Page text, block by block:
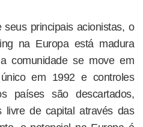
principais acionistas, o
na Europa está madura
comunidade se move em
em 1992 e controles
países são descartados,
livre de capital através das